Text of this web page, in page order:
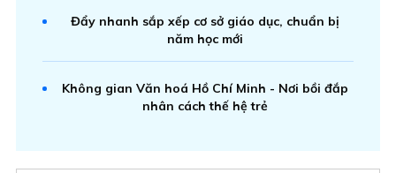
Đẩy nhanh sắp xếp cơ sở giáo dục, chuẩn bị
năm học mới
Không gian Văn hoá Hồ Chí Minh - Nơi bồi đắp
nhân cách thế hệ trẻ